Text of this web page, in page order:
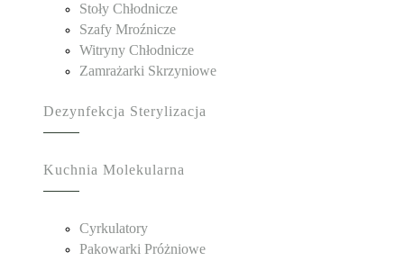
Stoły Chłodnicze
Szafy Mroźnicze
Witryny Chłodnicze
Zamrażarki Skrzyniowe
Dezynfekcja Sterylizacja
Kuchnia Molekularna
Cyrkulatory
Pakowarki Próżniowe